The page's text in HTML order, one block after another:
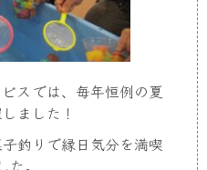
スでは、毎年恒例の夏
ました！
釣りで縁日気分を満喫
た。